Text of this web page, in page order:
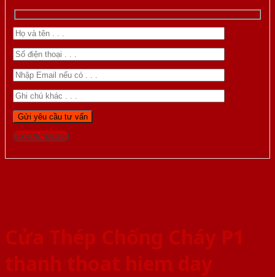
Gọi 0976.169.864
Cửa Thép Chống Cháy P1
thanh thoat hiem day